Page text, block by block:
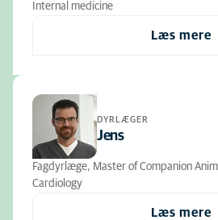
Internal medicine
Læs mere
DYRLÆGER
Jens
Fagdyrlæge, Master of Companion
Cardiology
Læs mere